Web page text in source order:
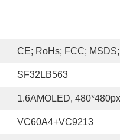
CE; RoHs; FCC; MSDS;
SF32LB563
1.6AMOLED, 480*480px
VC60A4+VC9213